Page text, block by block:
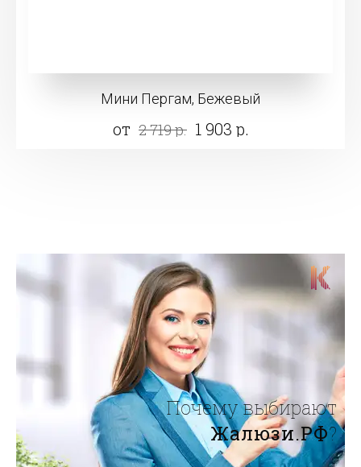
Мини Пергам, Бежевый
от 2 719 р. 1 903 р.
Почему выбирают
Жалюзи.РФ?